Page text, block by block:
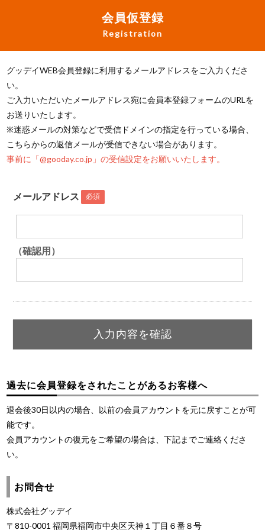
会員仮登録
Registration
グッデイWEB会員登録に利用するメールアドレスをご入力くださ
い。
ご入力いただいたメールアドレス宛に会員本登録フォームのURLを
お送りいたします。
※迷惑メールの対策などで受信ドメインの指定を行っている場合、
こちらからの返信メールが受信できない場合があります。
事前に「@gooday.co.jp」の受信設定をお願いいたします。
メールアドレス 必須
（確認用）
過去に会員登録をされたことがあるお客様へ
退会後30日以内の場合、以前の会員アカウントを元に戻すことが可
能です。
会員アカウントの復元をご希望の場合は、下記までご連絡くださ
い。
お問合せ
株式会社グッデイ
〒810-0001 福岡県福岡市中央区天神１丁目６番８号